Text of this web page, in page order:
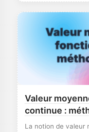
Valeur
continue :
La notion de valeur